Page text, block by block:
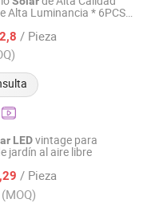
Alta Luminancia * 6PCS
IP68/ Pieza
2022
LEDvintage para
jardín al aire libre
/ Pieza
(MOQ)
2025